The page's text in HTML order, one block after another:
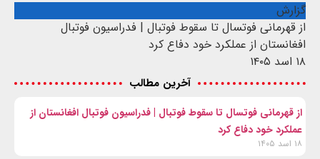
گزارش
از قهرمانی فوتسال تا سقوط فوتبال | فدراسیون فوتبال
افغانستان از عملکرد خود دفاع کرد
۱۸ اسد ۱۴۰۵
آخرین مطالب
از قهرمانی فوتسال تا سقوط فوتبال | فدراسیون فوتبال افغانستان از
عملکرد خود دفاع کرد
۱۸ اسد ۱۴۰۵